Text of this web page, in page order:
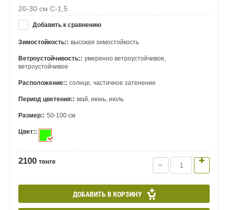
20-30 см С-1,5
Добавить к сравнению
Зимостойкость:: высокая зимостойкость
Ветроустойчивость:: умеренно ветроустойчивое,
ветроустойчивое
Расположение:: солнце, частичное затенение
Период цветения:: май, июнь, июль
Размер:: 50-100 см
Цвет::
2100 тенге
ДОБАВИТЬ В КОРЗИНУ